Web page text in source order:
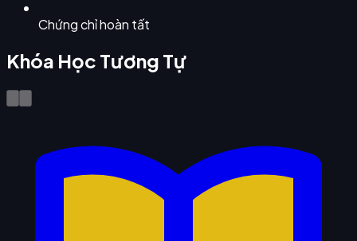
Chứng chỉ hoàn tất
Khóa Học Tương Tự